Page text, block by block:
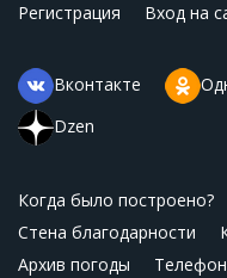
Регистрация
Вход на
Вконтакте
Dzen
Когда было построено?
Стена благодарности
Архив погоды